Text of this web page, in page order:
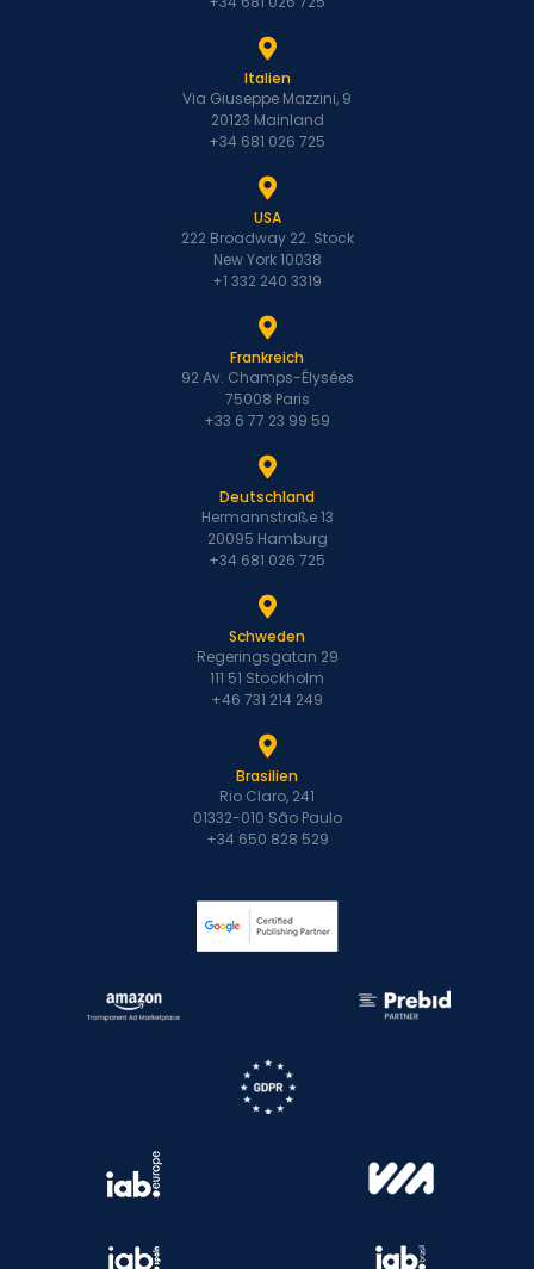
Italien
Via Giuseppe Mazzini, 9
20123 Mainland
+34 681 026 725
USA
222 Broadway 22. Stock
New York 10038
+1 332 240 3319
Frankreich
92 Av. Champs-Élysées
75008 Paris
+33 6 77 23 99 59
Deutschland
Hermannstraße 13
20095 Hamburg
+34 681 026 725
Schweden
Regeringsgatan 29
111 51 Stockholm
+46 731 214 249
Brasilien
Rio Claro, 241
01332-010 São Paulo
+34 650 828 529